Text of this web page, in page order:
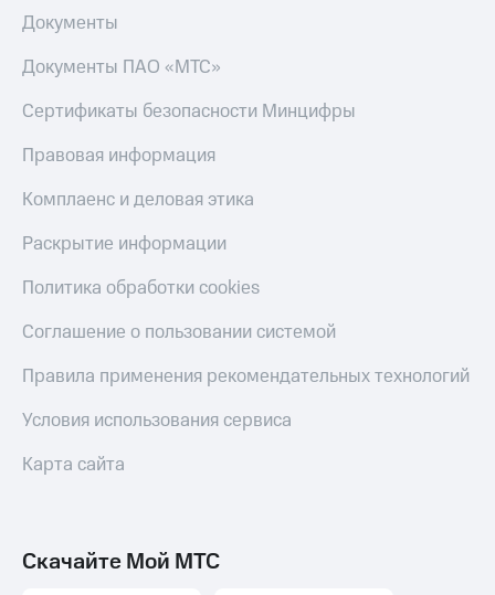
за границей
магазин
и
колонки
Умные
часы
и
трекеры
дом
Планшеты
Акции
скидки
Документы
Документы ПАО «МТС»
Сертификаты безопасности Минцифры
Правовая информация
Комплаенс и деловая этика
Раскрытие информации
Политика обработки cookies
Соглашение о пользовании системой
Правила применения рекомендательных технологий
Условия использования сервиса
Карта сайта
Скачайте Мой МТС